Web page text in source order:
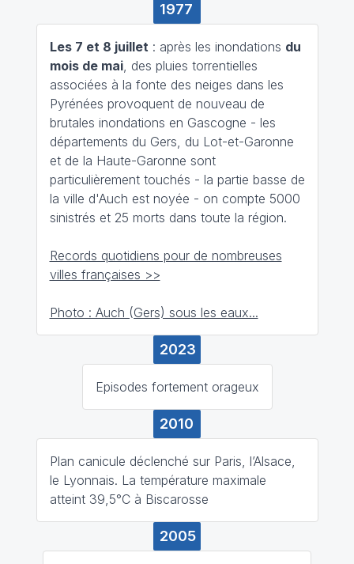
1977
Les 7 et 8 juillet : après les inondations du
mois de mai, des pluies torrentielles
associées à la fonte des neiges dans les
Pyrénées provoquent de nouveau de
brutales inondations en Gascogne - les
départements du Gers, du Lot-et-Garonne
et de la Haute-Garonne sont
particulièrement touchés - la partie basse de
la ville d'Auch est noyée - on compte 5000
sinistrés et 25 morts dans toute la région.
Records quotidiens pour de nombreuses
villes françaises >>
Photo : Auch (Gers) sous les eaux...
2023
Episodes fortement orageux
2010
Plan canicule déclenché sur Paris, l’Alsace,
le Lyonnais. La température maximale
atteint 39,5°C à Biscarosse
2005